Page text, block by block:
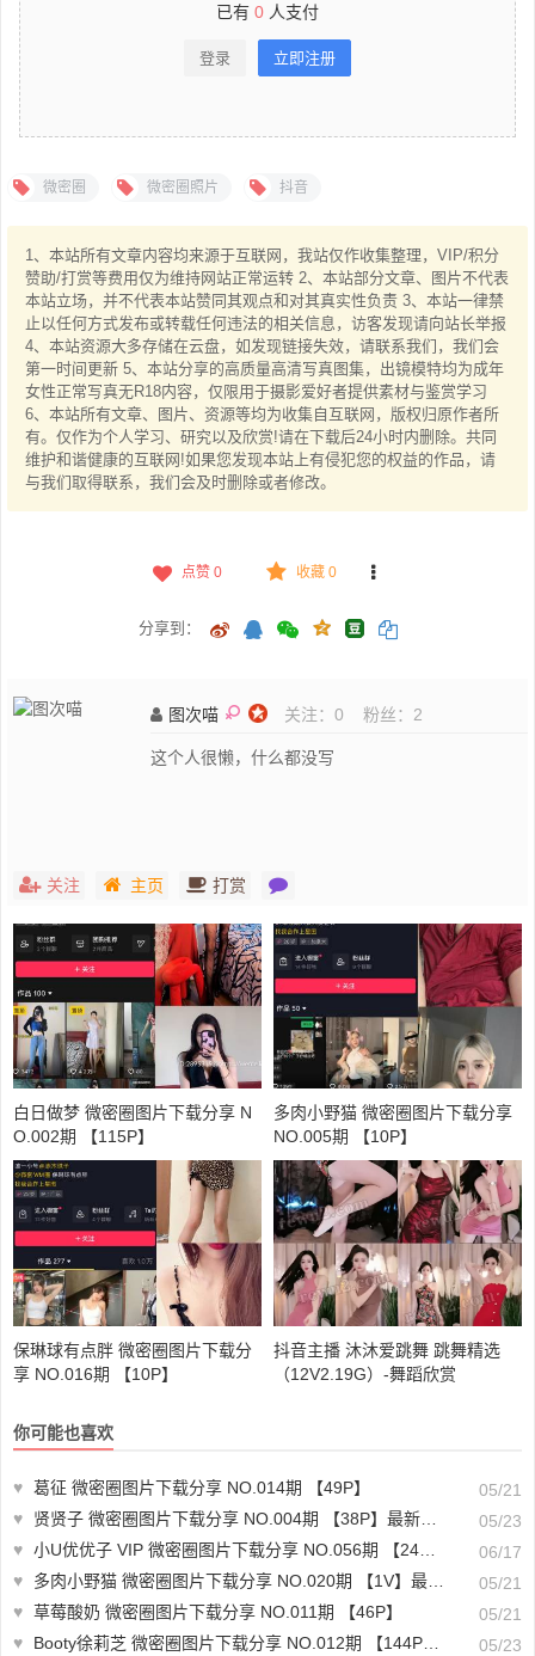
已有 0 人支付
登录 立即注册
微密圈 微密圈照片 抖音
1、本站所有文章内容均来源于互联网，我站仅作收集整理，VIP/积分
赞助/打赏等费用仅为维持网站正常运转 2、本站部分文章、图片不代表
本站立场，并不代表本站赞同其观点和对其真实性负责 3、本站一律禁
止以任何方式发布或转载任何违法的相关信息，访客发现请向站长举报
4、本站资源大多存储在云盘，如发现链接失效，请联系我们，我们会
第一时间更新 5、本站分享的高质量高清写真图集，出镜模特均为成年
女性正常写真无R18内容，仅限用于摄影爱好者提供素材与鉴赏学习
6、本站所有文章、图片、资源等均为收集自互联网，版权归原作者所
有。仅作为个人学习、研究以及欣赏!请在下载后24小时内删除。共同
维护和谐健康的互联网!如果您发现本站上有侵犯您的权益的作品，请
与我们取得联系，我们会及时删除或者修改。
点赞 0 收藏 0
分享到：
图次喵 关注： 0 粉丝： 2
这个人很懒，什么都没写
关注 主页 打赏
白日做梦 微密圈图片下载分享 N
O.002期 【115P】
多肉小野猫 微密圈图片下载分享
NO.005期 【10P】
保琳球有点胖 微密圈图片下载分
享 NO.016期 【10P】
抖音主播 沐沐爱跳舞 跳舞精选
（12V2.19G）-舞蹈欣赏
你可能也喜欢
♥ 葛征 微密圈图片下载分享 NO.014期 【49P】
05/21
♥
贤贤子 微密圈图片下载分享 NO.004期 【38P】最新至：2024.2.27
05/23
♥ 小U优优子 VIP 微密圈图片下载分享 NO.056期 【24P1V】最新至：2024.9.28
06/17
♥
多肉小野猫 微密圈图片下载分享 NO.020期 【1V】最新至：2023.6.8
05/21
♥ 草莓酸奶 微密圈图片下载分享 NO.011期 【46P】
05/21
♥
Booty徐莉芝 微密圈图片下载分享 NO.012期 【144P4V】最新至：2023.10.30 05/23